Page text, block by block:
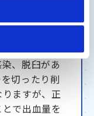
さい
、脱臼があ
切ったり削
ますが、正
で出血量を